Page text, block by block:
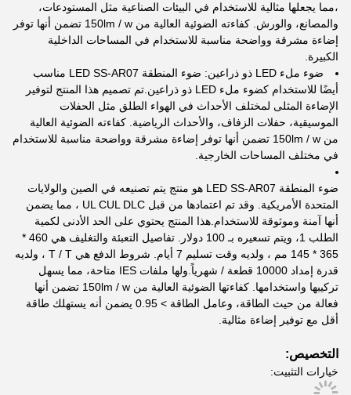
،مما يجعلها مثالية للاستخدام في البيئات الصناعية مثل المستودعات،
والمصانع، والورش. كفاءته الضوئية العالية من 150lm / w تضمن أنها توفر
إضاءة مشرقة وواضحة مناسبة للاستخدام في المساحات الداخلية
الكبيرة.
ضوء ملء LED ذو ذراعين: ضوء المنطقة LED SS-AR07 مناسب
أيضًا للاستخدام كضوء ملء LED ذو ذراعين.تم تصميم هذا المنتج لتوفير
الإضاءة المثلى لمختلف الأحداث في الهواء الطلق مثل الحفلات
الموسيقية، حفلات الزفاف، والأحداث الرياضية. كفاءته الضوئية العالية
من 150lm / w تضمن أنها توفر إضاءة مشرقة وواضحة مناسبة للاستخدام
في مختلف المساحات الخارجية.
ضوء المنطقة LED SS-AR07 هو منتج يتم تصنيعه في الصين والولايات
المتحدة الأمريكية. وقد تم اعتمادها من قبل UL CUL DLC ، مما يضمن
أنها آمنة وموثوقة للاستخدام.هذا المنتج يحتوي على الحد الأدنى لكمية
الطلب 1، ويتم تسعيره بـ 100 دولار. تفاصيل التعبئة والتغليف هي 460 *
365 * 145 مم ، ولديه وقت تسليم 7 أيام. شروط الدفع هي T / T ، ولديه
قدرة إمداد 10000 قطعة / شهرياً.ولها ملفات IES متاحة، مما يسهل
تركيبها واستخدامها. كفاءتها الضوئية العالية من 150lm / w تضمن أنها
فعالة من حيث الطاقة، وعامل الطاقة > 0.95 يضمن أنه يستهلك طاقة
أقل مع توفير إضاءة مثالية.
التخصيص:
خيارات التثبيت: